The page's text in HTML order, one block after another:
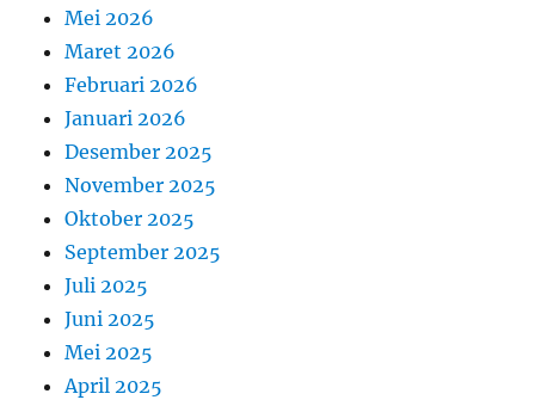
Mei 2026
Maret 2026
Februari 2026
Januari 2026
Desember 2025
November 2025
Oktober 2025
September 2025
Juli 2025
Juni 2025
Mei 2025
April 2025